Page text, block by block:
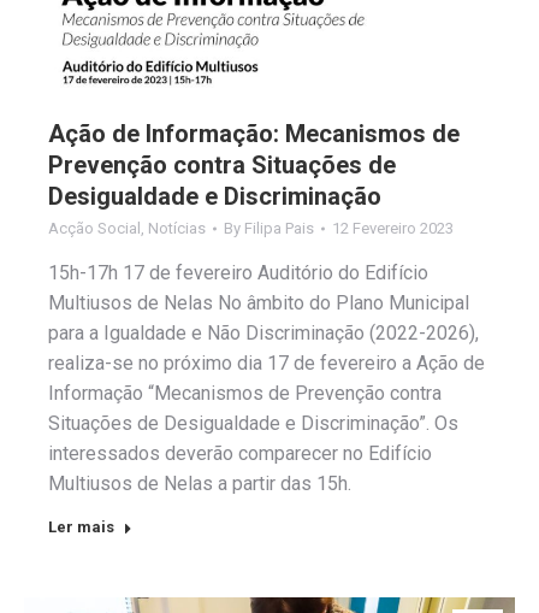
Ação de Informação: Mecanismos de
Prevenção contra Situações de
Desigualdade e Discriminação
Acção Social , Notícias By Filipa Pais 12 Fevereiro 2023
15h-17h 17 de fevereiro Auditório do Edifício
Multiusos de Nelas No âmbito do Plano Municipal
para a Igualdade e Não Discriminação (2022-2026),
realiza-se no próximo dia 17 de fevereiro a Ação de
Informação “Mecanismos de Prevenção contra
Situações de Desigualdade e Discriminação”. Os
interessados deverão comparecer no Edifício
Multiusos de Nelas a partir das 15h.
Ler mais